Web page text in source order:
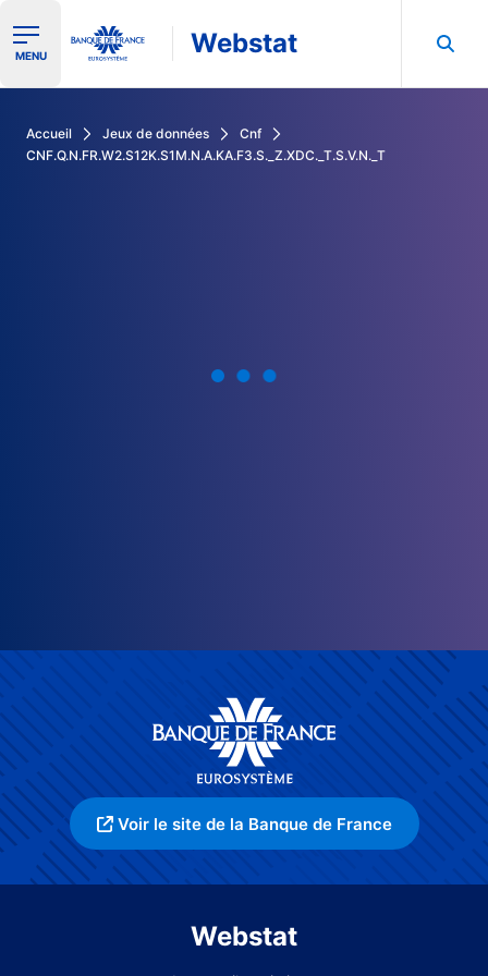
Ouvrir le menu de navigation
MENU Webstat
Accueil Jeux de données
Cnf
CNF.Q.N.FR.W2.S12K.S1M.N.A.KA.F3.S._Z.XDC._T.S.V.N._T
Voir le site de la Banque de France
Webstat